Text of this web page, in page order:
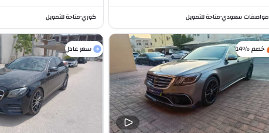
مواصفات سعودي•متاحة للتمويل كوري•متاحة للتمويل
خصم %14 سعر عادل